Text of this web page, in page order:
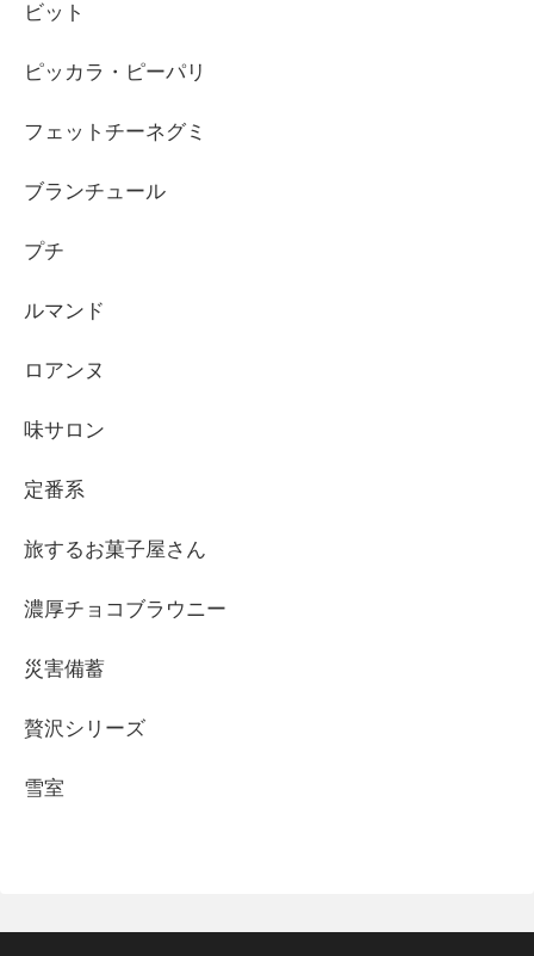
ビット
ピッカラ・ピーパリ
フェットチーネグミ
ブランチュール
プチ
ルマンド
ロアンヌ
味サロン
定番系
旅するお菓子屋さん
濃厚チョコブラウニー
災害備蓄
贅沢シリーズ
雪室